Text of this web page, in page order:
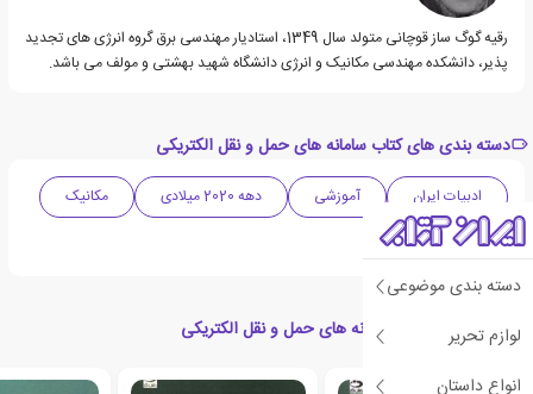
دسته بندی موضوعی
لوازم تحریر
انواع داستان
رقیه گوگ ساز قوچانی متولد سال 1349، استادیار مهندسی برق گروه انرژی های تجدید
پذیر، دانشکده مهندسی مکانیک و انرژی دانشگاه شهید بهشتی و مولف می باشد.
دسته بندی های کتاب سامانه های حمل و نقل الکتریکی
ادبیات ایران آموزشی دهه 2020 میلادی
مکانیک
مهندسی برق
کتاب های مرتبط با سامانه های حمل و نقل الکتریکی